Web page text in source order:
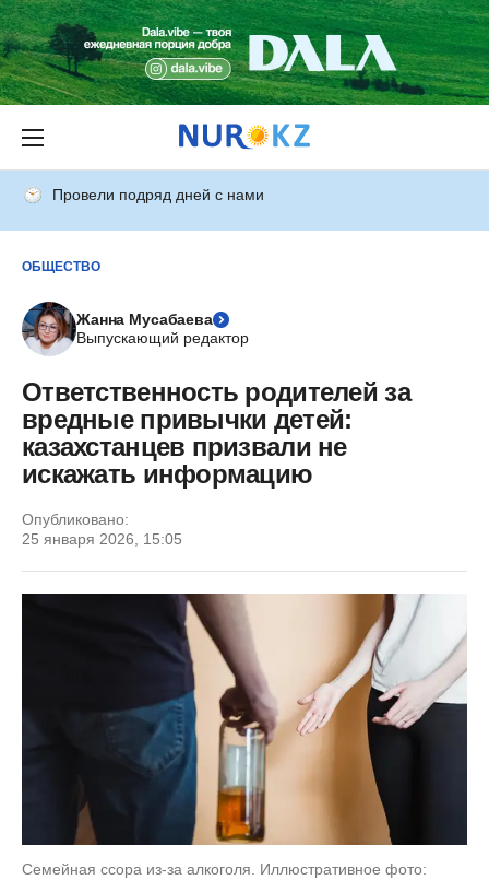
Провели подряд дней с нами
ОБЩЕСТВО
Жанна Мусабаева
Выпускающий редактор
Ответственность родителей за
вредные привычки детей:
казахстанцев призвали не
искажать информацию
Опубликовано:
25 января 2026, 15:05
Семейная ссора из-за алкоголя. Иллюстративное фото: